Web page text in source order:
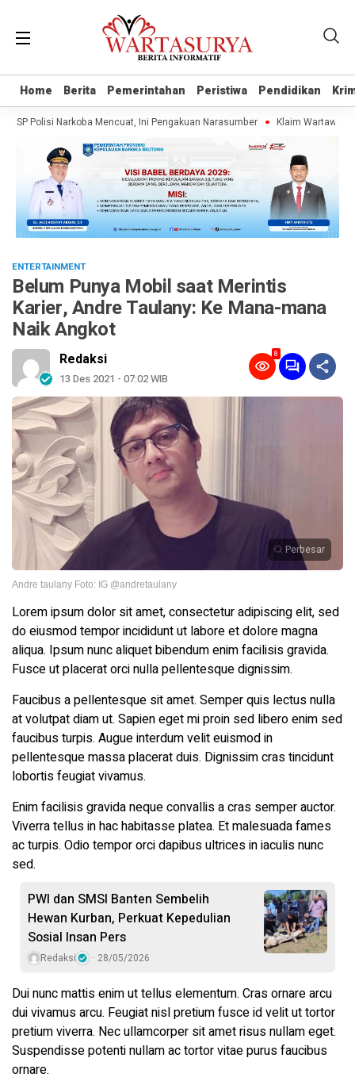
Home Berita Pemerintahan Peristiwa Pendidikan
Home Berita Pemerintahan Peristiwa Pendidikan
Polisi Narkoba Mencuat, Ini Pengakuan Narasumber Klaim Wartawan
ENTERTAINMENT
Belum Punya Mobil saat Merintis
Karier, Andre Taulany: Ke Mana-mana
Naik Angkot
Redaksi
13 Des 2021 - 07:02 WIB
8
Perbesar
Andre taulany Foto: IG @andretaulany
Lorem ipsum dolor sit amet, consectetur adipiscing elit, sed
do eiusmod tempor incididunt ut labore et dolore magna
aliqua. Ipsum nunc aliquet bibendum enim facilisis gravida.
Fusce ut placerat orci nulla pellentesque dignissim.
Faucibus a pellentesque sit amet. Semper quis lectus nulla
at volutpat diam ut. Sapien eget mi proin sed libero enim sed
faucibus turpis. Augue interdum velit euismod in
pellentesque massa placerat duis. Dignissim cras tincidunt
lobortis feugiat vivamus.
Enim facilisis gravida neque convallis a cras semper auctor.
Viverra tellus in hac habitasse platea. Et malesuada fames
ac turpis. Odio tempor orci dapibus ultrices in iaculis nunc
sed.
PWI dan SMSI Banten Sembelih
Hewan Kurban, Perkuat Kepedulian
Sosial Insan Pers
Redaksi 28/05/2026
Dui nunc mattis enim ut tellus elementum. Cras ornare arcu
dui vivamus arcu. Feugiat nisl pretium fusce id velit ut tortor
pretium viverra. Nec ullamcorper sit amet risus nullam eget.
Suspendisse potenti nullam ac tortor vitae purus faucibus
ornare.